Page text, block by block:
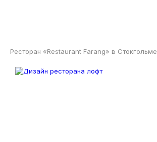
Ресторан «Restaurant Farang» в Стокгольме